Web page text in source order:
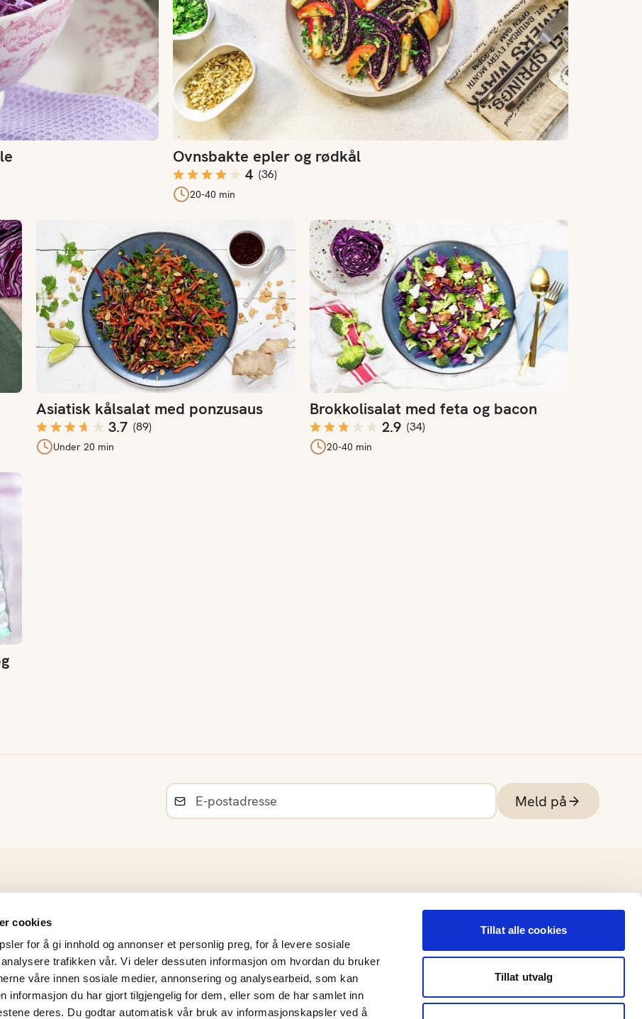
cookies
for å gi innhold og annonser et personlig preg, for å levere sosiale
trafikken vår. Vi deler dessuten informasjon om hvordan du bruker
våre innen sosiale medier, annonsering og analysearbeid, som kan
informasjon du har gjort tilgjengelig for dem, eller som de har samlet inn
deres. Du godtar automatisk vår bruk av informasjonskapsler ved å
Tillat alle cookies
Tillat utvalg
Ovnsbakte epler og rødkål
4 (36)
20-40 min
Asiatisk kålsalat med ponzusaus
3.7 (89)
Under 20 min
Brokkolisalat med feta og bacon
2.9 (34)
20-40 min
Brokkolisalat med feta og bacon
Meld på
Materiell og bildearkiv
Frukt- og Grøntinnsikt
Personvernerklæring
Årsrapporter